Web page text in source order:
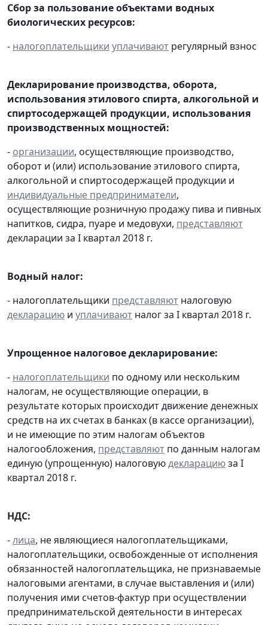
Сбор за пользование объектами водных
биологических ресурсов:
- налогоплательщики уплачивают регулярный взнос
Декларирование производства, оборота,
использования этилового спирта, алкогольной и
спиртосодержащей продукции, использования
производственных мощностей:
- организации, осуществляющие производство,
оборот и (или) использование этилового спирта,
алкогольной и спиртосодержащей продукции и
индивидуальные предприниматели,
осуществляющие розничную продажу пива и пивных
напитков, сидра, пуаре и медовухи, представляют
декларации за I квартал 2018 г.
Водный налог:
- налогоплательщики представляют налоговую
декларацию и уплачивают налог за I квартал 2018 г.
Упрощенное налоговое декларирование:
- налогоплательщики по одному или нескольким
налогам, не осуществляющие операции, в
результате которых происходит движение денежных
средств на их счетах в банках (в кассе организации),
и не имеющие по этим налогам объектов
налогообложения, представляют по данным налогам
единую (упрощенную) налоговуюдекларациюза I
квартал 2018 г.
НДС:
-лица, не являющиеся налогоплательщиками,
налогоплательщики, освобожденные от исполнения
обязанностей налогоплательщика, не признаваемые
налоговыми агентами, в случае выставления и (или)
получения ими счетов-фактур при осуществлении
предпринимательской деятельности в интересах